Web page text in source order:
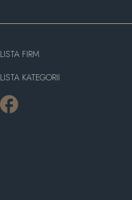
LISTA FIRM
LISTA KATEGORII